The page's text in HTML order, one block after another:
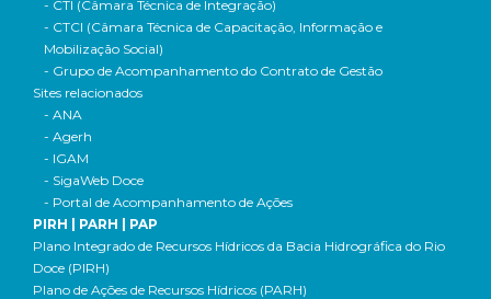
- CTI (Câmara Técnica de Integração)
- CTCI (Câmara Técnica de Capacitação, Informação e
Mobilização Social)
- Grupo de Acompanhamento do Contrato de Gestão
Sites relacionados
- ANA
- Agerh
- IGAM
- SigaWeb Doce
- Portal de Acompanhamento de Ações
PIRH | PARH | PAP
Plano Integrado de Recursos Hídricos da Bacia Hidrográfica do Rio
Doce (PIRH)
Plano de Ações de Recursos Hídricos (PARH)